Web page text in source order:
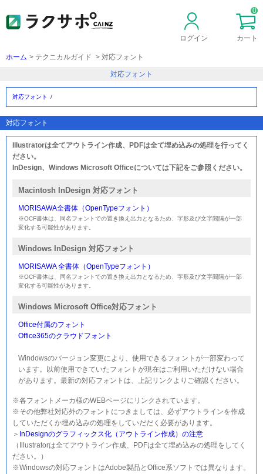
ログイン
0
カート
ホーム テクニカルガイド 対応フォント
対応フォント
対応フォント
対応フォント
Illustratorは全てアウトライン作成、PDFは全て埋め込みの処理を行ってく
ださい。
InDesign、Windows Microsoft Officeについては下記をご参照ください。
Macintosh InDesign 対応フォント
MORISAWA全書体（OpenTypeフォント）
※OCF書体は、同名フォントでの置き換え出力となるため、字形及び文字間隔が一部
変化する可能性があります。
Windows InDesign 対応フォント
MORISAWA 全書体（OpenTypeフォント）
※OCF書体は、同名フォントでの置き換え出力となるため、字形及び文字間隔が一部
変化する可能性があります。
Windows Microsoft Office対応フォント
Office付属のフォント
Office365のクラウドフォント
Windowsのバージョン変更により、使用できるフォントが一部変わって
います。以前使用できていたフォントが現在はご利用いただけない場合
があります。最新の対応フォントは、上記リンクよりご確認ください。
※各フォントメーカ様のWEBページにリンクされています。
※その他弊社対応外のフォントにつきましては、必ずアウトラインを作成
していただくか埋め込みの処理をしていだだく必要があります。
＞ InDesignのグラフィックス化（アウトライン作成）の注意
（Illustratorは全てアウトライン作成、PDFは全て埋め込みの処理をしてく
ださい。）
※Windowsの対応フォントはAdobe製品とOffice系ソフトでは異なります。